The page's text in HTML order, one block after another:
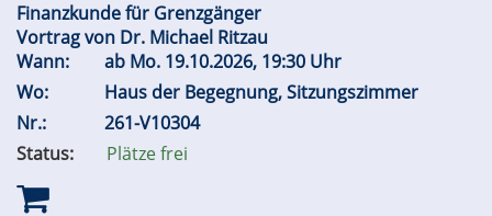
Finanzkunde für Grenzgänger
Vortrag von Dr. Michael Ritzau
Wann:
ab Mo. 19.10.2026, 19:30 Uhr
Wo:
Haus der Begegnung, Sitzungszimmer
Nr.:
261-V10304
Status:
Plätze frei